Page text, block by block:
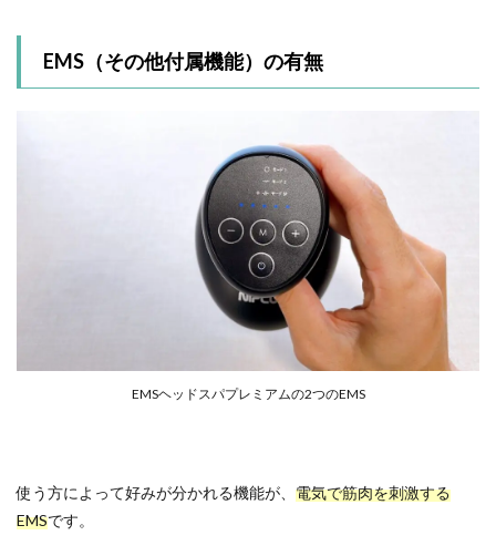
EMS（その他付属機能）の有無
EMSヘッドスパプレミアムの2つのEMS
使う方によって好みが分かれる機能が、 電気で筋肉を刺激する
EMSです。